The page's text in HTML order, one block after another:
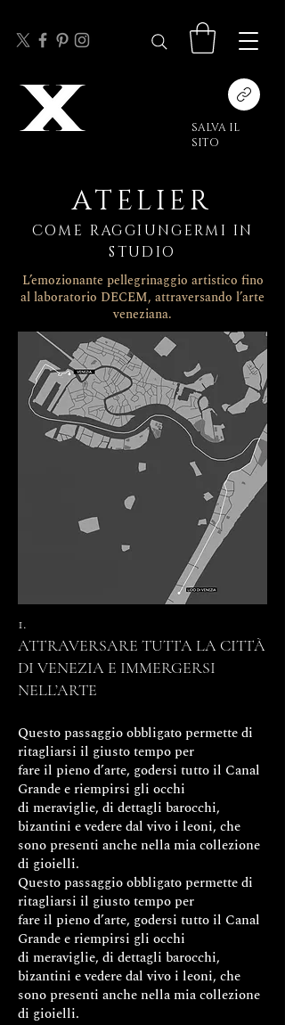
SALVA IL
SITO
ATELIER
COME RAGGIUNGERMI IN
STUDIO
L’emozionante pellegrinaggio artistico fino
al laboratorio DECEM, attraversando l’arte
veneziana.
1.
ATTRAVERSARE TUTTA LA CITTÀ
DI VENEZIA E IMMERGERSI
NELL’ARTE
Questo passaggio obbligato permette di
ritagliarsi il giusto tempo per
fare il pieno d’arte, godersi tutto il Canal
Grande e riempirsi gli occhi
di meraviglie, di dettagli barocchi,
bizantini e vedere dal vivo i leoni, che
sono presenti anche nella mia collezione
di gioielli.
Questo passaggio obbligato permette di
ritagliarsi il giusto tempo per
fare il pieno d’arte, godersi tutto il Canal
Grande e riempirsi gli occhi
di meraviglie, di dettagli barocchi,
bizantini e vedere dal vivo i leoni, che
sono presenti anche nella mia collezione
di gioielli.